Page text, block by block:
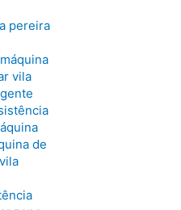
pereira
vila
de